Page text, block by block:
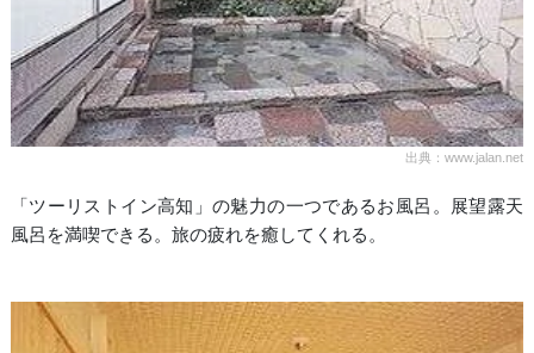
出典：www.jalan.net
「ツーリストイン高知」の魅力の一つであるお風呂。展望露天
風呂を満喫できる。旅の疲れを癒してくれる。